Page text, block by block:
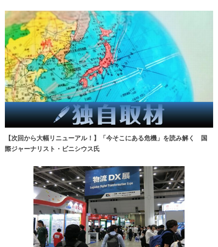
【次回から大幅リニューアル！】「今そこにある危機」を読み解く 国
際ジャーナリスト・ビニシウス氏